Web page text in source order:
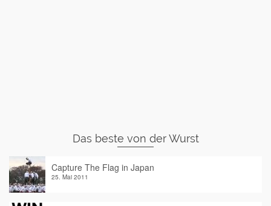
Das beste von der Wurst
Capture The Flag in Japan
25. Mai 2011